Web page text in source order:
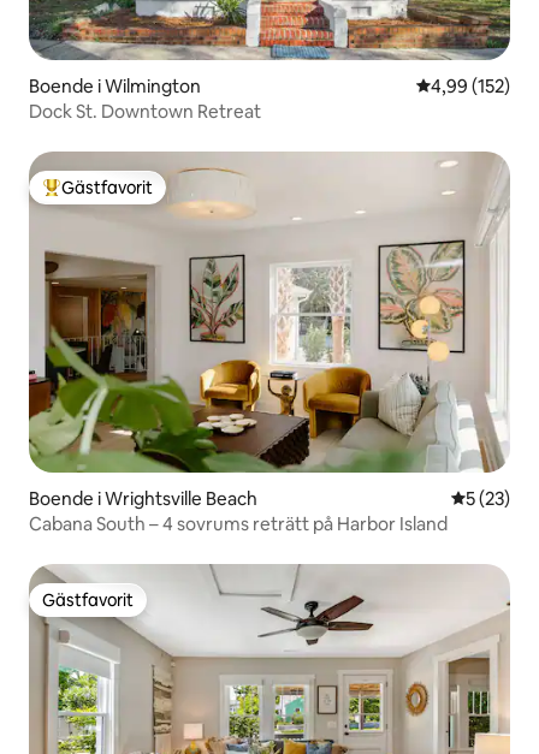
Boende i Wilmington 4,99 av 5 i
4,99 (152)
Dock St. Downtown Retreat
Populär gästfavorit
Gästfavorit
Boende i Wrightsville Beach 5 av 5 i
5 (23)
Cabana South – 4 sovrums reträtt på Harbor Island
Gästfavorit
Gästfavorit